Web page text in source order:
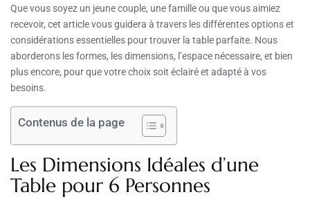
Que vous soyez un jeune couple, une famille ou que vous aimiez
recevoir, cet article vous guidera à travers les différentes options et
considérations essentielles pour trouver la table parfaite. Nous
aborderons les formes, les dimensions, l’espace nécessaire, et bien
plus encore, pour que votre choix soit éclairé et adapté à vos
besoins.
Contenus de la page
Les Dimensions Idéales d’une
Table pour 6 Personnes